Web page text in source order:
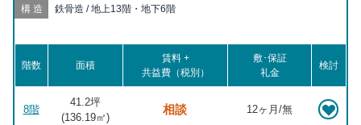
12分, 東京 徒歩12分, 宝町 徒歩12分, 霞ヶ関 徒歩14分, 二重橋前
橋 徒歩20分, 大門 徒歩20分
構造 鉄骨造 / 地上13階・地下6階
階数 面積
賃料 +
共益費（税別）
敷･保証
礼金
検討
8階
41.2坪
(136.19㎡)
相談 12ヶ月/無